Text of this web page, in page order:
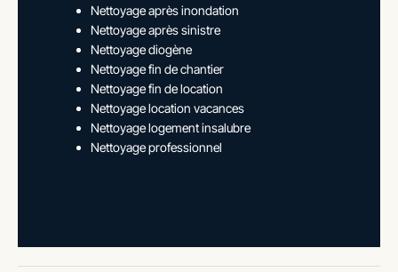
Nettoyage après inondation
Nettoyage après sinistre
Nettoyage diogène
Nettoyage fin de chantier
Nettoyage fin de location
Nettoyage location vacances
Nettoyage logement insalubre
Nettoyage professionnel